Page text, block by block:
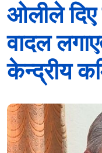
ओलीले दिए
वादल
केन्द्रीय